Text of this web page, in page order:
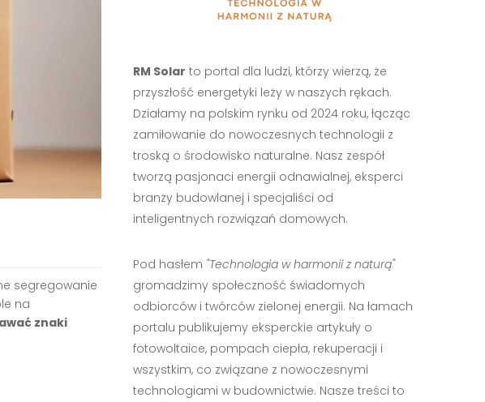
segregowanie
na
znaki
RM Solar to portal dla ludzi, którzy wierzą, że
przyszłość energetyki leży w naszych rękach.
Działamy na polskim rynku od 2024 roku, łącząc
zamiłowanie do nowoczesnych technologii z
troską o środowisko naturalne. Nasz zespół
tworzą pasjonaci energii odnawialnej, eksperci
branży budowlanej i specjaliści od
inteligentnych rozwiązań domowych.
Pod hasłem "Technologia w harmonii z naturą"
gromadzimy społeczność świadomych
odbiorców i twórców zielonej energii. Na łamach
portalu publikujemy eksperckie artykuły o
fotowoltaice, pompach ciepła, rekuperacji i
wszystkim, co związane z nowoczesnymi
technologiami w budownictwie. Nasze treści to